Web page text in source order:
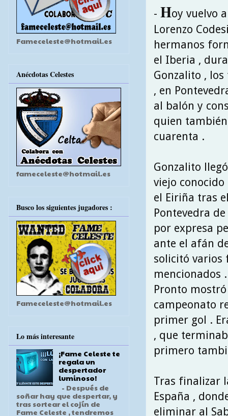
- Hoy vuelvo
Lorenzo
hermanos
el Iberia ,
Gonzalito ,
, en
al balón y
quien
cuarenta .
Gonzalito
viejo conocido
el Eiriña tras
Pontevedra
por expresa
ante el afán
solicitó varios
mencionados .
Pronto
campeonato
primer gol .
, que
primero
Tras finalizar
España ,
eliminar al
Fameceleste@hotmail.es
Anécdotas Celestes
fameceleste@hotmail.es
Busco los siguientes jugadores :
Fameceleste@hotmail.es
Lo más interesante
¡Fame Celeste te
regala un
despertador
luminoso!
- Después de
soñar hay que despertar, y
tras sortear el cojín de
Fame Celeste , tendremos